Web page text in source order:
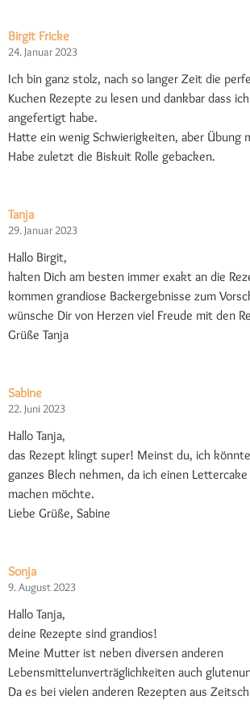
Birgit Fricke
24. Januar 2023
Ich bin ganz stolz, nach so langer Zeit die
Kuchen Rezepte zu lesen und dankbar dass
angefertigt habe.
Hatte ein wenig Schwierigkeiten, aber Übung
Habe zuletzt die Biskuit Rolle gebacken.
Tanja
29. Januar 2023
Hallo Birgit,
halten Dich am besten immer exakt an die
kommen grandiose Backergebnisse zum
wünsche Dir von Herzen viel Freude mit den
Grüße Tanja
Sabine
22. Juni 2023
Hallo Tanja,
das Rezept klingt super! Meinst du, ich
ganzes Blech nehmen, da ich einen
machen möchte.
Liebe Grüße, Sabine
Sonja
9. August 2023
Hallo Tanja,
deine Rezepte sind grandios!
Meine Mutter ist neben diversen anderen
Lebensmittelunverträglichkeiten auch
Da es bei vielen anderen Rezepten aus